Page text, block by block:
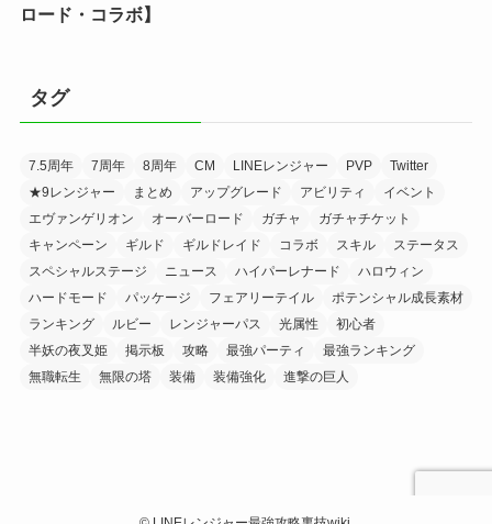
ロード・コラボ】
タグ
7.5周年 7周年 8周年 CM LINEレンジャー PVP
Twitter
★9レンジャー
まとめ アップグレード アビリティ
イベント
エヴァンゲリオン
オーバーロード ガチャ
ガチャチケット
キャンペーン
ギルド ギルドレイド コラボ スキル
ステータス
スペシャルステージ
ニュース ハイパーレナード
ハロウィン
ハードモード
パッケージ フェアリーテイル
ポテンシャル成長素材
ランキング
ルビー レンジャーパス 光属性
初心者
半妖の夜叉姫
掲示板 攻略 最強パーティ
最強ランキング
無職転生
無限の塔 装備 装備強化 進撃の巨人